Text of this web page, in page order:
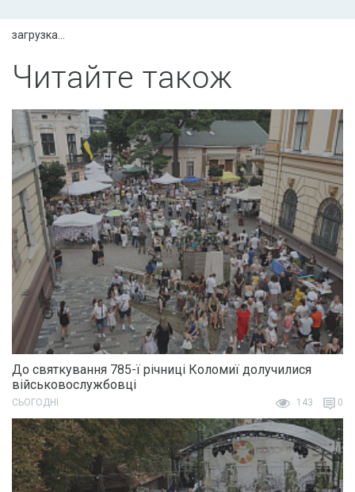
загрузка...
Читайте також
До святкування 785-ї річниці Коломиї долучилися
військовослужбовці
СЬОГОДНІ 143 0